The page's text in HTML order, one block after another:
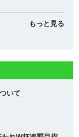
もっと見る
いて